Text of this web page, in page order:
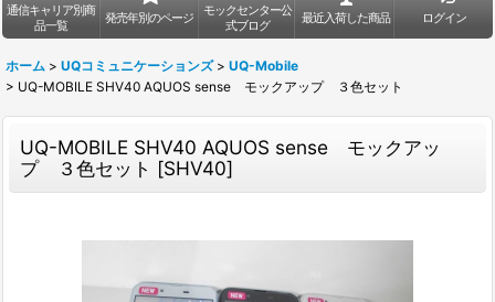
通信キャリア別商
品一覧
発売年別のページ
モックセンター公
式ブログ
最近入荷した商品 ログイン
ホーム > UQコミュニケーションズ > UQ-Mobile
> UQ-MOBILE SHV40 AQUOS sense モックアップ ３色セット
UQ-MOBILE SHV40 AQUOS sense モックアッ
プ ３色セット [SHV40]